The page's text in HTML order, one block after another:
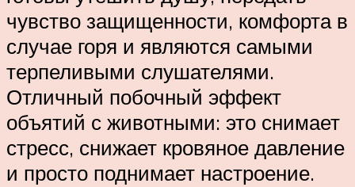
чувство защищенности, комфорта в
случае горя и являются самыми
терпеливыми слушателями.
Отличный побочный эффект
объятий с животными: это снимает
стресс, снижает кровяное давление
и просто поднимает настроение.